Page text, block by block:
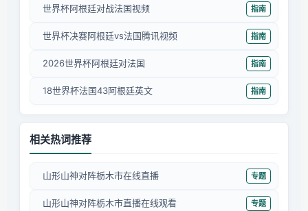
世界杯阿根廷对战法国视频 指南
世界杯决赛阿根廷vs法国腾讯视频 指南
2026世界杯阿根廷对法国 指南
18世界杯法国43阿根廷英文 指南
相关热词推荐
山形山神对阵栃木市在线直播 专题
山形山神对阵栃木市直播在线观看 专题